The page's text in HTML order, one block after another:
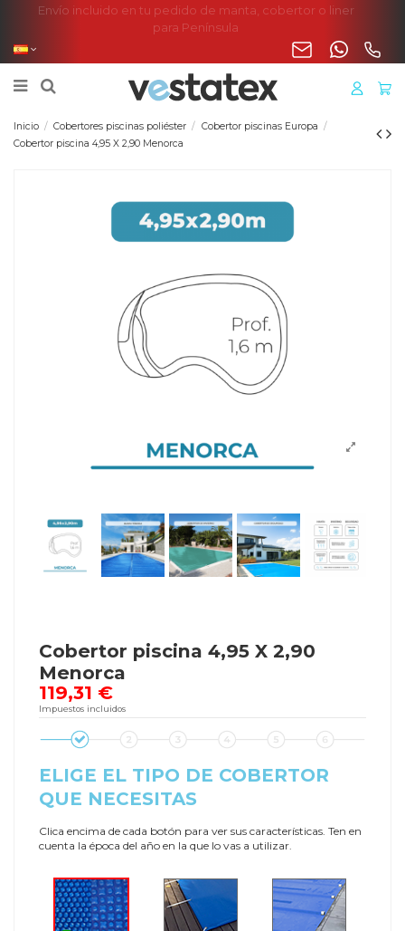
Envío incluido en tu pedido de manta, cobertor o liner
para Península
Inicio Cobertores piscinas poliéster
Cobertor piscinas Europa
Cobertor piscina 4,95 X 2,90 Menorca
Cobertor piscina 4,95 X 2,90
Menorca
119,31 €
Impuestos incluidos
ELIGE EL TIPO DE COBERTOR
QUE NECESITAS
Clica encima de cada botón para ver sus características. Ten en
cuenta la época del año en la que lo vas a utilizar.